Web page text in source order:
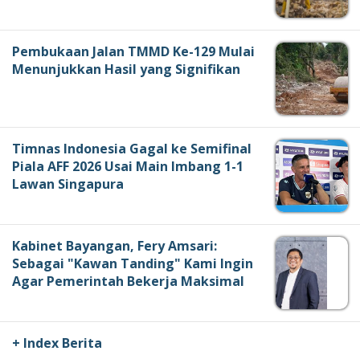
Pembukaan Jalan TMMD Ke-129 Mulai
Menunjukkan Hasil yang Signifikan
Timnas Indonesia Gagal ke Semifinal
Piala AFF 2026 Usai Main Imbang 1-1
Lawan Singapura
Kabinet Bayangan, Fery Amsari:
Sebagai "Kawan Tanding" Kami Ingin
Agar Pemerintah Bekerja Maksimal
+ Index Berita